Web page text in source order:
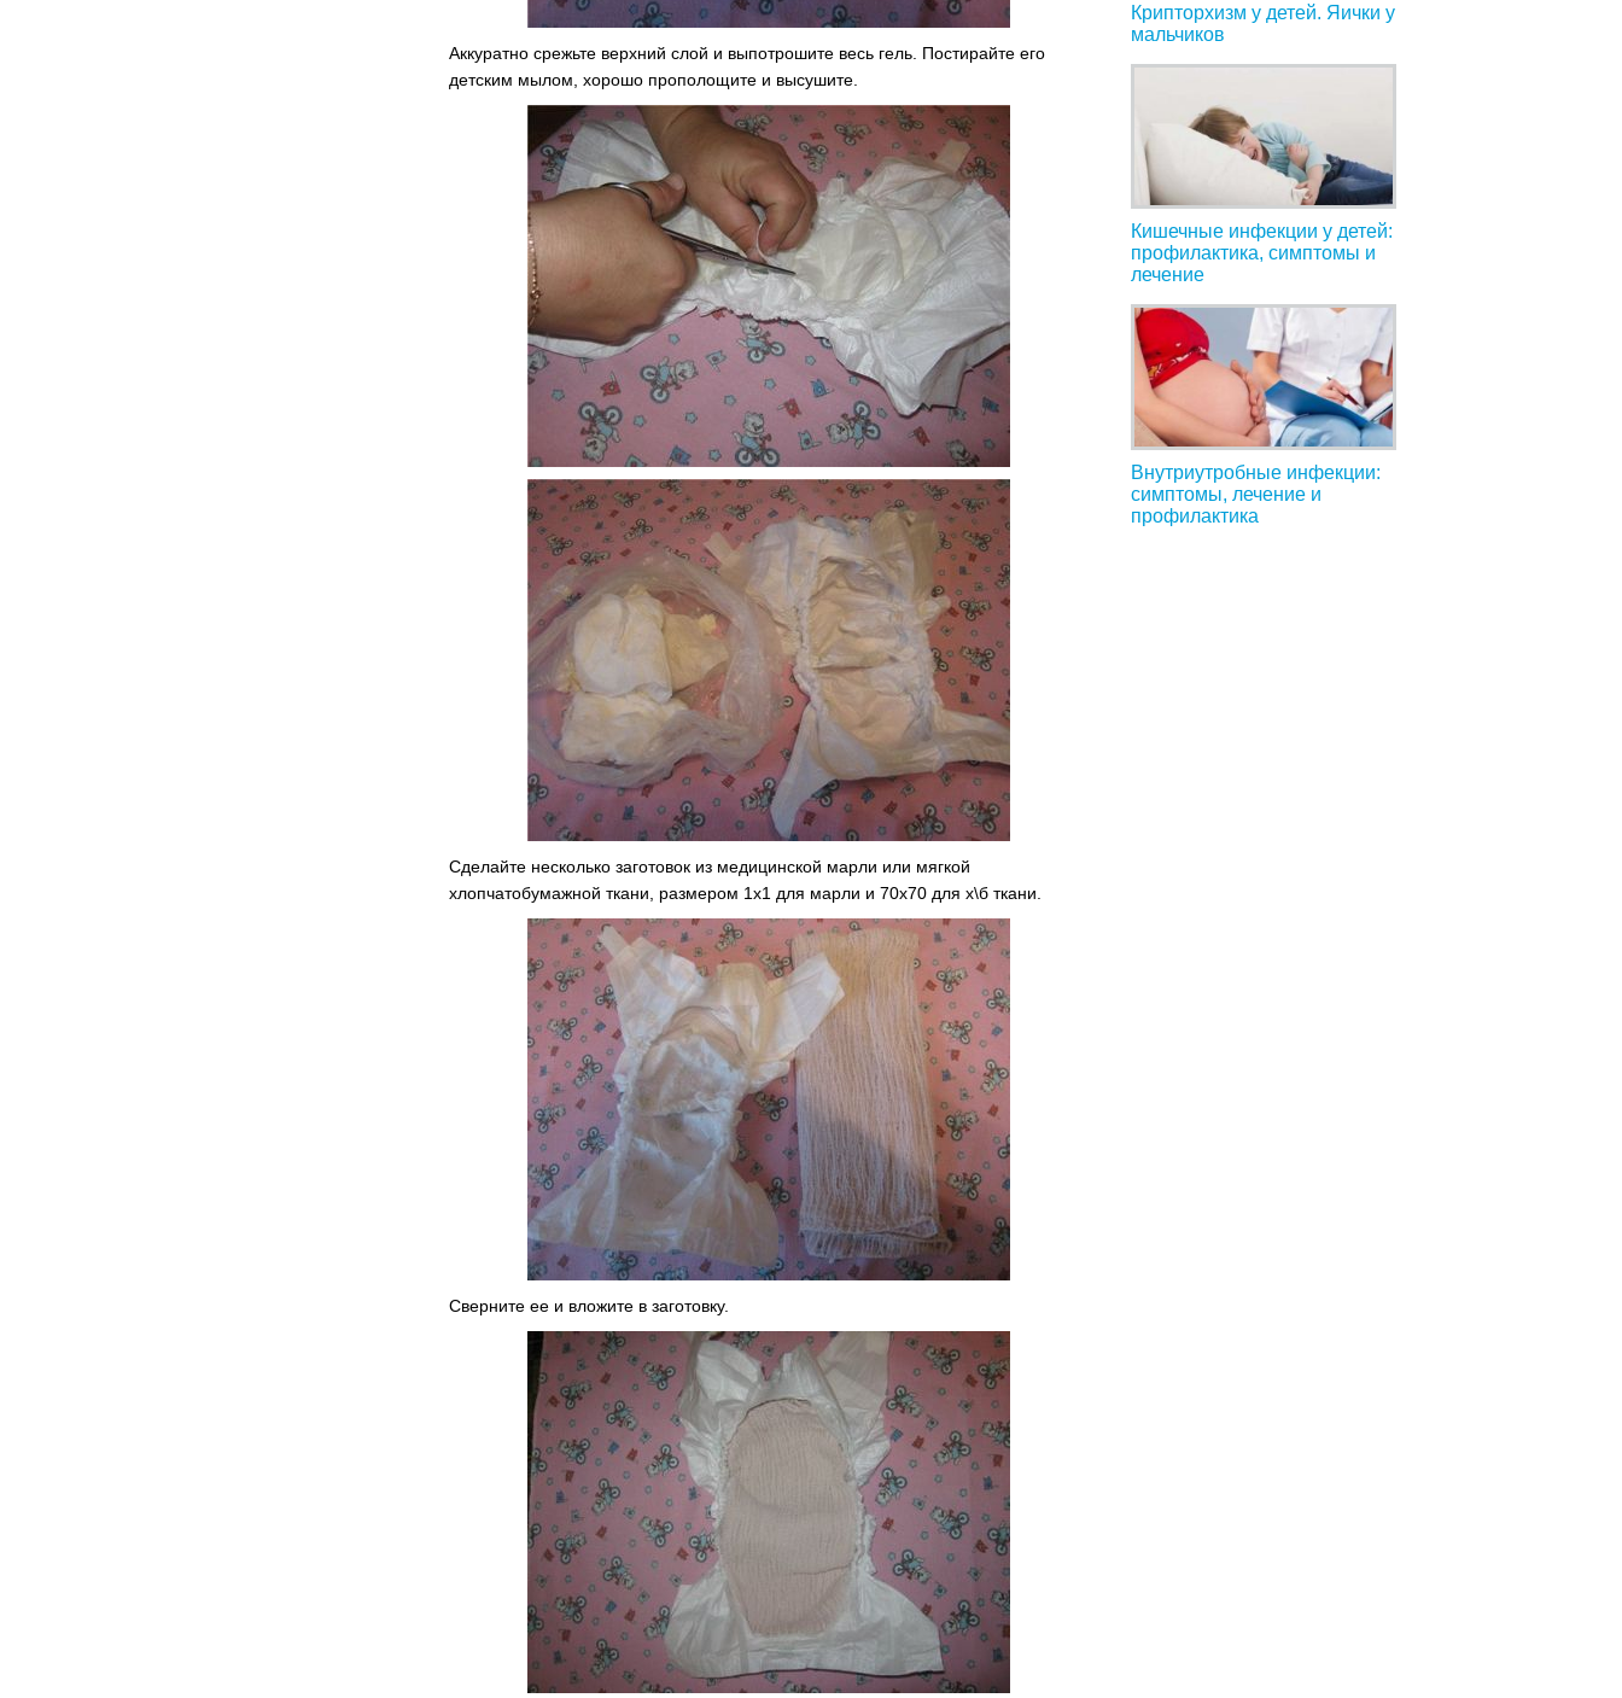
Аккуратно срежьте верхний слой и выпотрошите весь гель. Постирайте его
детским мылом, хорошо прополощите и высушите.
Сделайте несколько заготовок из медицинской марли или мягкой
хлопчатобумажной ткани, размером 1х1 для марли и 70х70 для х\б ткани.
Сверните ее и вложите в заготовку.
Крипторхизм у детей. Яички у
мальчиков
Кишечные инфекции у детей:
профилактика, симптомы и
лечение
Внутриутробные инфекции:
симптомы, лечение и
профилактика